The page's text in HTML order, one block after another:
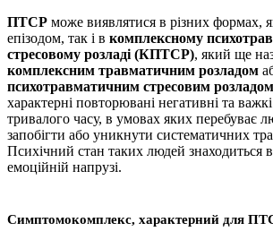
ПТСР може виявлятися в різних формах,
епізодом, так і в комплексному
стресовому розладі (КПТСР), який ще
комплексним травматичним розладом
психотравматичним стресовим розладом
характерні повторювані негативні та
тривалого часу, в умовах яких перебуває
запобігти або уникнути систематичних
Психічний стан таких людей знаходиться в
емоційній напрузі.
Симптомокомплекс, характерний для